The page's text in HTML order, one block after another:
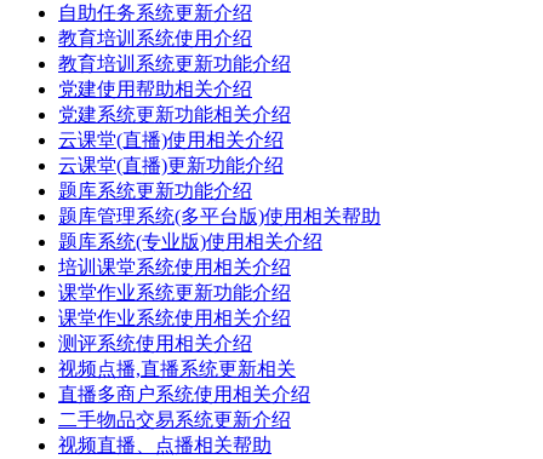
自助任务系统更新介绍
教育培训系统使用介绍
教育培训系统更新功能介绍
党建使用帮助相关介绍
党建系统更新功能相关介绍
云课堂(直播)使用相关介绍
云课堂(直播)更新功能介绍
题库系统更新功能介绍
题库管理系统(多平台版)使用相关帮助
题库系统(专业版)使用相关介绍
培训课堂系统使用相关介绍
课堂作业系统更新功能介绍
课堂作业系统使用相关介绍
测评系统使用相关介绍
视频点播,直播系统更新相关
直播多商户系统使用相关介绍
二手物品交易系统更新介绍
视频直播、点播相关帮助